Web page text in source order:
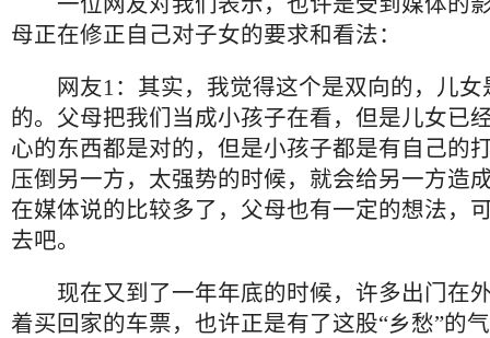
母正在修正自己对子女的要求和看法：
网友1：其实，我觉得这个是双向的，儿女
的。父母把我们当成小孩子在看，但是儿女已
心的东西都是对的，但是小孩子都是有自己的
压倒另一方，太强势的时候，就会给另一方造
在媒体说的比较多了，父母也有一定的想法，
去吧。
现在又到了一年年底的时候，许多出门在
着买回家的车票，也许正是有了这股“乡愁”的